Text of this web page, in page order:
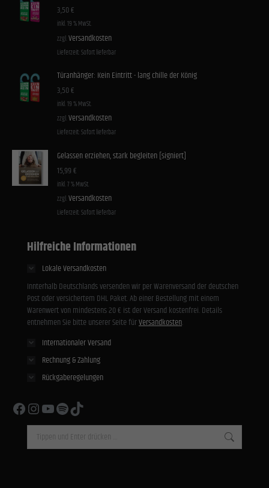
3,50€
inkl. 19 % MwSt.
zzgl. Versandkosten
Lieferzeit: Sofort lieferbar
Türanhänger: Kein Eintritt - lang chille der König
3,50€
inkl. 19 % MwSt.
zzgl. Versandkosten
Lieferzeit: Sofort lieferbar
Gelassen erziehen, stark begleiten [signiert]
15,99€
inkl. 7 % MwSt.
zzgl. Versandkosten
Lieferzeit: Sofort lieferbar
Hilfreiche Informationen
Lokale Versandkosten
Innterhalb Deutschlands versenden wir per Warenversand der deutschen
Post oder versichertem DHL Paket. Ab einer Bestellung mit einem
Warenwert von mindestens 20 € ist der Versand kostenfrei. Details
entnehmen Sie bitte unserer Seite fürVersandkosten.
Internationaler Versand
Rechnung & Zahlung
Rückgaberegelungen
Facebook
Instagram
YouTube
Spotify
TikTok